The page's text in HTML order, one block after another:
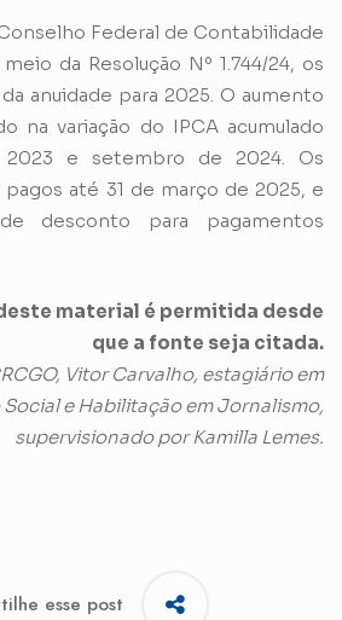
Federal de Contabilidade
da Resolução Nº 1.744/24, os
anuidade para 2025. O aumento
na variação do IPCA acumulado
e setembro de 2024. Os
até 31 de março de 2025, e
desconto para pagamentos
material é permitida desde
que a fonte seja citada.
Vitor Carvalho, estagiário em
e Habilitação em Jornalismo,
supervisionado por Kamilla Lemes.
esse post